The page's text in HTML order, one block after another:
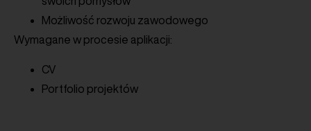
Możliwość rozwoju zawodowego
Wymagane w procesie aplikacji:
CV
Portfolio projektów